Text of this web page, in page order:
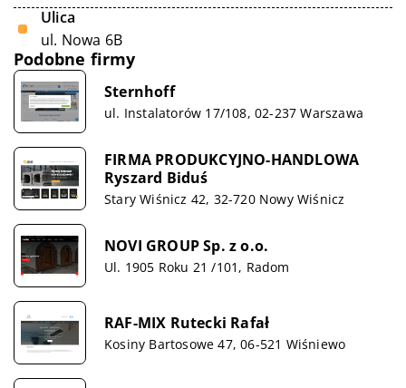
Ulica
ul. Nowa 6B
Podobne firmy
Sternhoff
ul. Instalatorów 17/108, 02-237 Warszawa
FIRMA PRODUKCYJNO-HANDLOWA
Ryszard Biduś
Stary Wiśnicz 42, 32-720 Nowy Wiśnicz
NOVI GROUP Sp. z o.o.
Ul. 1905 Roku 21 /101, Radom
RAF-MIX Rutecki Rafał
Kosiny Bartosowe 47, 06-521 Wiśniewo